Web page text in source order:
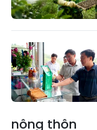
nông thôn